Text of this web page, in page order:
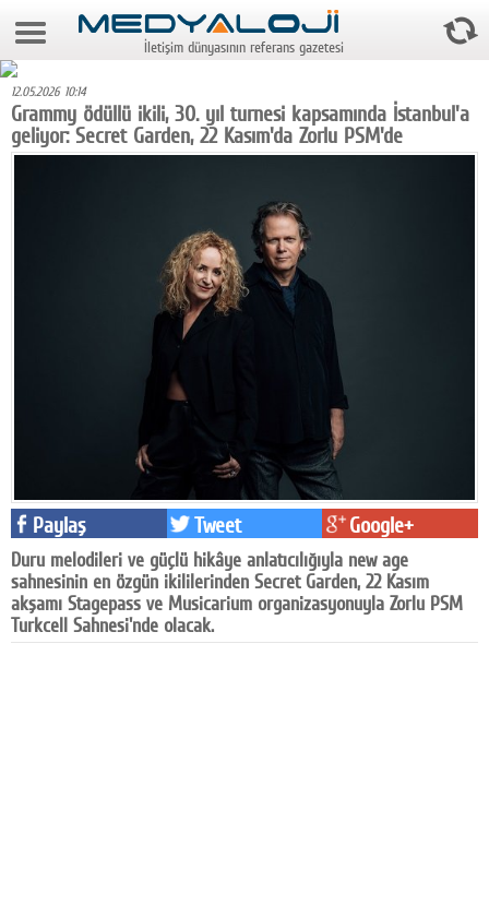
9 Ağustos 2026 16:16:48
Foto Galeri
Video Galeri
Facebook
Diziler
Karikatür
İletişim dünyasının referans gazetesi
12.05.2026 10:14
Grammy ödüllü ikili, 30. yıl turnesi kapsamında İstanbul'a
geliyor: Secret Garden, 22 Kasım'da Zorlu PSM'de
Paylaş Tweet Google+
Duru melodileri ve güçlü hikâye anlatıcılığıyla new age
sahnesinin en özgün ikililerinden Secret Garden, 22 Kasım
akşamı Stagepass ve Musicarium organizasyonuyla Zorlu PSM
Turkcell Sahnesi'nde olacak.